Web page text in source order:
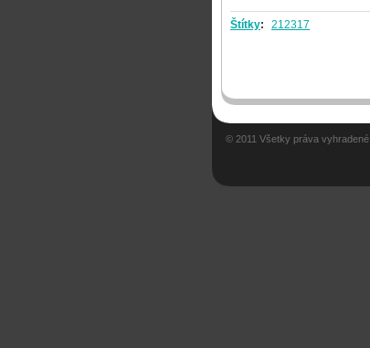
Štítky: 212317
© 2011 Všetky práva vyhradené.